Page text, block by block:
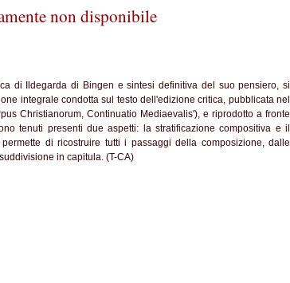
non disponibile
di Ildegarda di Bingen e sintesi definitiva del suo pensiero, si
integrale condotta sul testo dell'edizione critica, pubblicata nel
Christianorum, Continuatio Mediaevalis'), e riprodotto a fronte
tenuti presenti due aspetti: la stratificazione compositiva e il
di ricostruire tutti i passaggi della composizione, dalle
in capitula. (T-CA)